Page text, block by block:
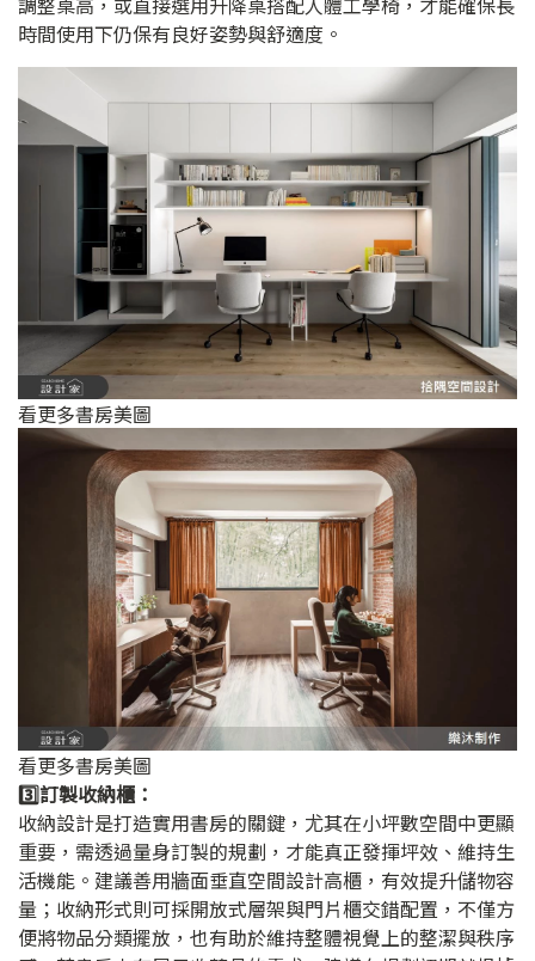
時間使用下仍保有良好姿勢與舒適度。
看更多書房美圖
看更多書房美圖
3️⃣訂製收納櫃：
收納設計是打造實用書房的關鍵，尤其在小坪數空間中更顯
重要，需透過量身訂製的規劃，才能真正發揮坪效、維持生
活機能。建議善用牆面垂直空間設計高櫃，有效提升儲物容
量；收納形式則可採開放式層架與門片櫃交錯配置，不僅方
便將物品分類擺放，也有助於維持整體視覺上的整潔與秩序